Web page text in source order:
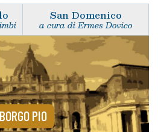
San Domenico
a cura di Ermes Dovico
BORGO PIO